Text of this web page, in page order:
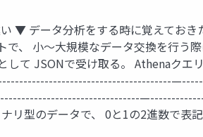
▼ データ分析をする時に覚えてお
で、 小〜大規模なデータ交換を行
して JSONで受け取る。 Athena
型のデータで、 0と1の2進数で表